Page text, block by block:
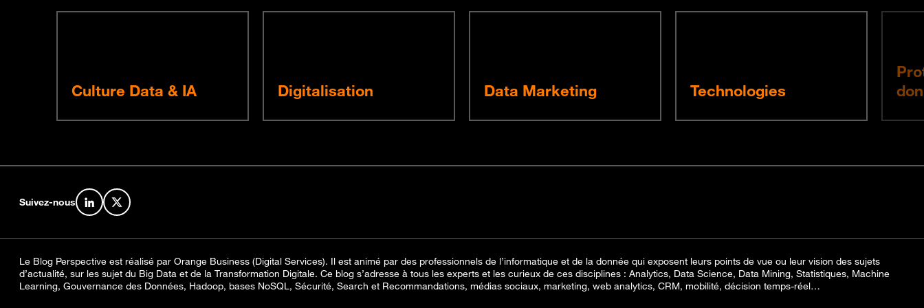
Culture Data & IA Digitalisation Data Marketing Technologies
Suivez-nous Retrouvez-nous sur LinkedIn
Retrouvez-nous sur X
Le Blog Perspective est réalisé par Orange Business (Digital Services). Il est animé par des professionnels de l’informatique et de la donnée qui exposent leurs points de vue ou leur vision des sujets
d’actualité, sur les sujet du Big Data et de la Transformation Digitale. Ce blog s’adresse à tous les experts et les curieux de ces disciplines : Analytics, Data Science, Data Mining, Statistiques, Machine
Learning, Gouvernance des Données, Hadoop, bases NoSQL, Sécurité, Search et Recommandations, médias sociaux, marketing, web analytics, CRM, mobilité, décision temps-réel…